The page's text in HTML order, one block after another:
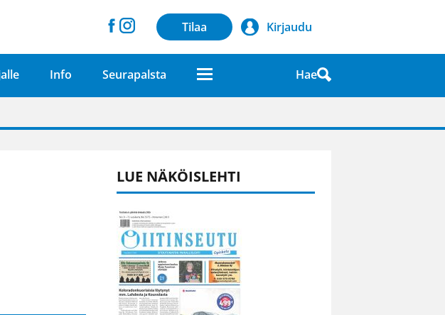
Tilaa Kirjaudu
Info Seurapalsta Hae
painojäljen laatuna lehdessä
kaupungissa"
LUE NÄKÖISLEHTI